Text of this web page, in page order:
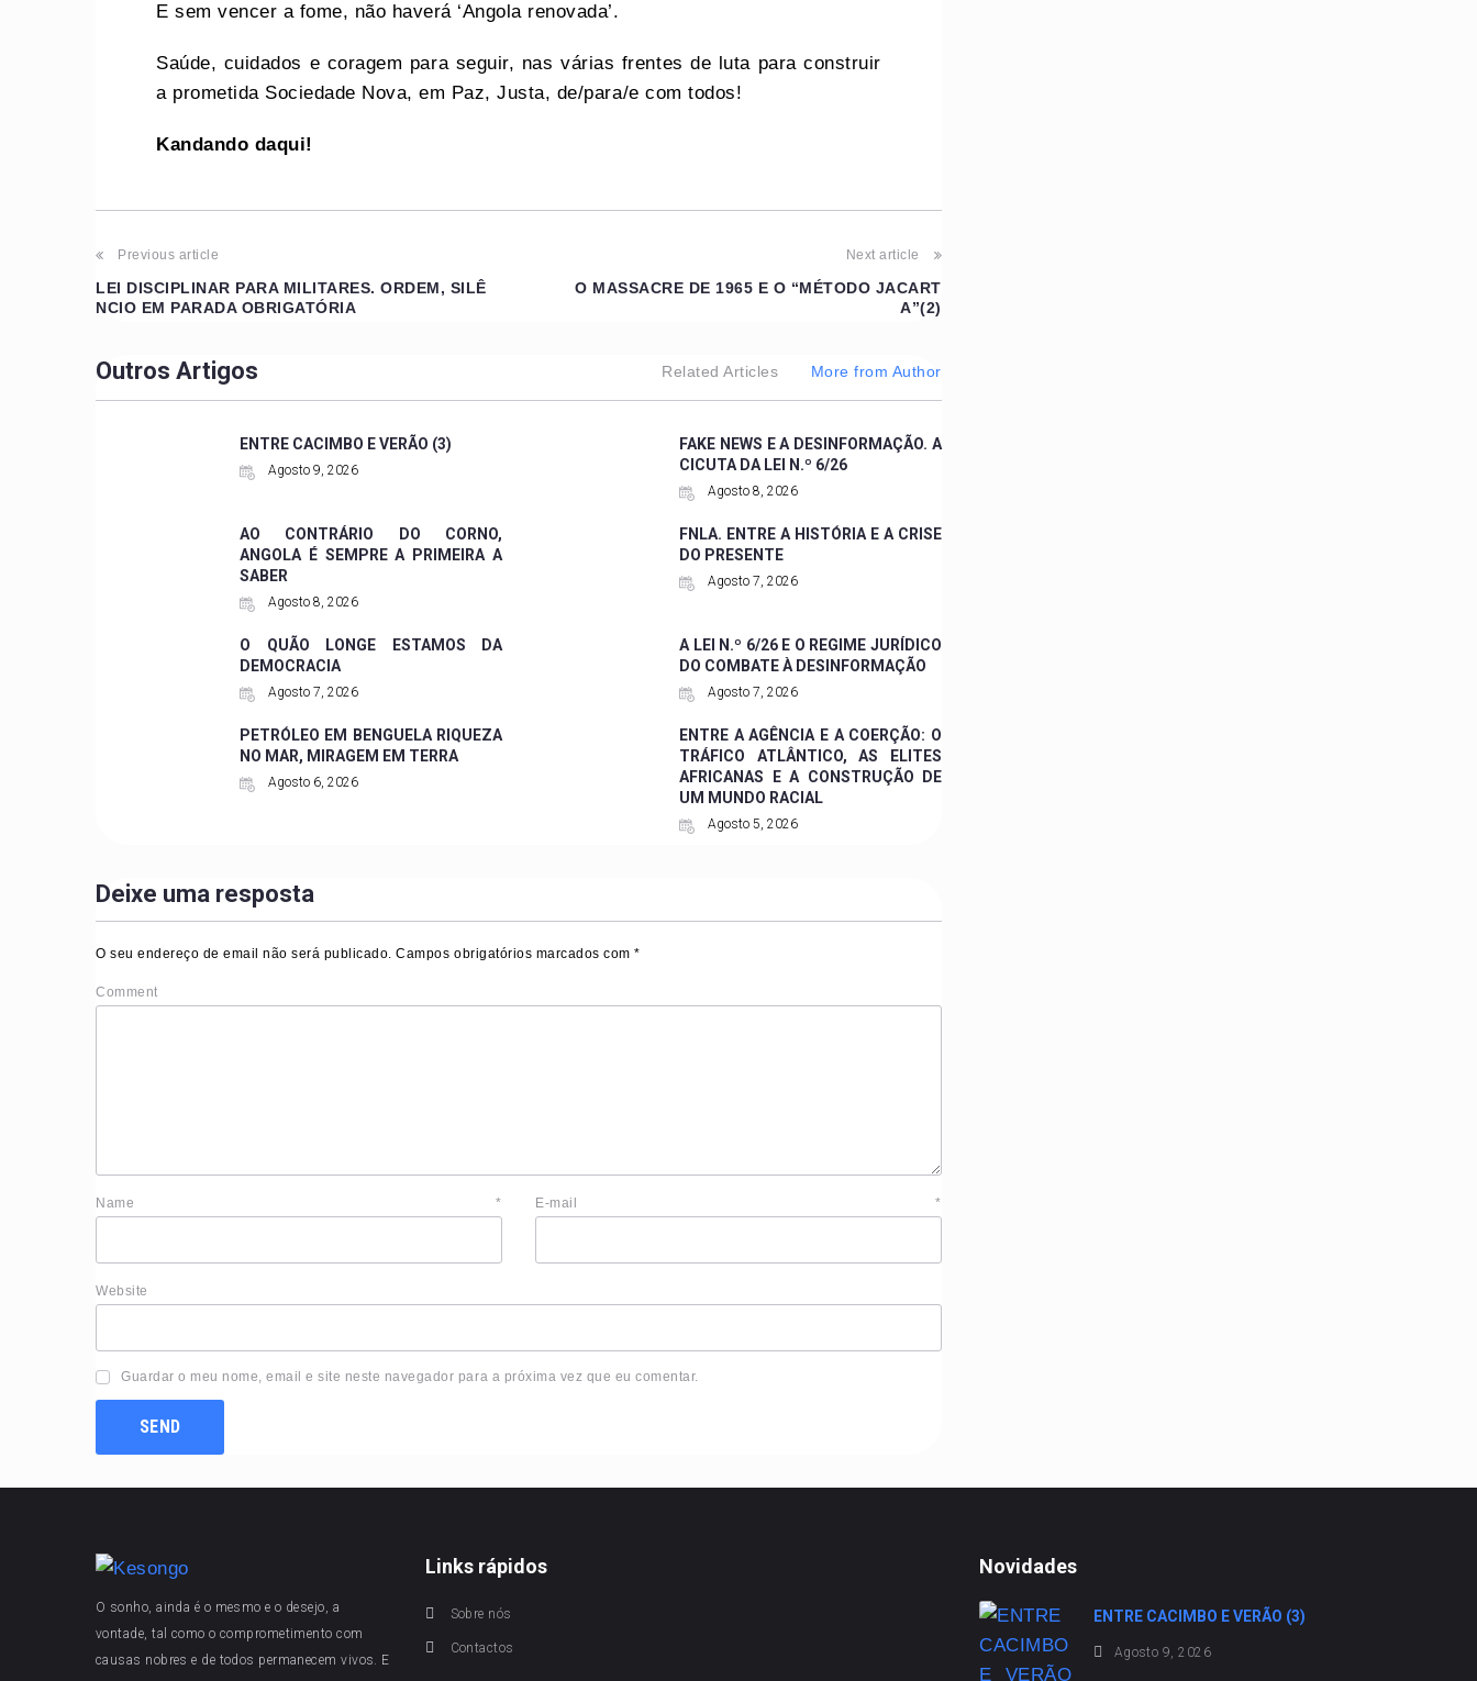
E sem vencer a fome, não haverá ‘Angola renovada’.
Saúde, cuidados e coragem para seguir, nas várias frentes de luta para construir
a prometida Sociedade Nova, em Paz, Justa, de/para/e com todos!
Kandando daqui!
Previous article
LEI DISCIPLINAR PARA MILITARES. ORDEM, SILÊ
NCIO EM PARADA OBRIGATÓRIA
Next article
O MASSACRE DE 1965 E O “MÉTODO JACART
A”(2)
Outros Artigos Related Articles More from Author
ENTRE CACIMBO E VERÃO (3)
Agosto 9, 2026
FAKE NEWS E A DESINFORMAÇÃO. A
CICUTA DA LEI N.º 6/26
Agosto 8, 2026
AO CONTRÁRIO DO CORNO,
ANGOLA É SEMPRE A PRIMEIRA A
SABER
Agosto 8, 2026
FNLA. ENTRE A HISTÓRIA E A CRISE
DO PRESENTE
Agosto 7, 2026
O QUÃO LONGE ESTAMOS DA
DEMOCRACIA
Agosto 7, 2026
A LEI N.º 6/26 E O REGIME JURÍDICO
DO COMBATE À DESINFORMAÇÃO
Agosto 7, 2026
PETRÓLEO EM BENGUELA RIQUEZA
NO MAR, MIRAGEM EM TERRA
Agosto 6, 2026
ENTRE A AGÊNCIA E A COERÇÃO: O
TRÁFICO ATLÂNTICO, AS ELITES
AFRICANAS E A CONSTRUÇÃO DE
UM MUNDO RACIAL
Agosto 5, 2026
Deixe uma resposta
O seu endereço de email não será publicado. Campos obrigatórios marcados com*
Comment
Name* E-mail*
Website
Guardar o meu nome, email e site neste navegador para a próxima vez que eu comentar.
O sonho, ainda é o mesmo e o desejo, a
vontade, tal como o comprometimento com
causas nobres e de todos permanecem vivos. E
Links rápidos
Sobre nós
Contactos
Novidades
ENTRE CACIMBO E VERÃO (3)
Agosto 9, 2026